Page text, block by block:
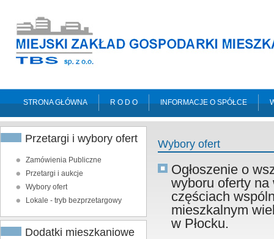
STRONA GŁÓWNA R O D O INFORMACJE O SPÓŁCE
Przetargi i wybory ofert
Zamówienia Publiczne
Przetargi i aukcje
Wybory ofert
Lokale - tryb bezprzetargowy
Dodatki mieszkaniowe
Wybory ofert
Ogłoszenie o
wyboru oferty
częściach
mieszkalnym
w Płocku.